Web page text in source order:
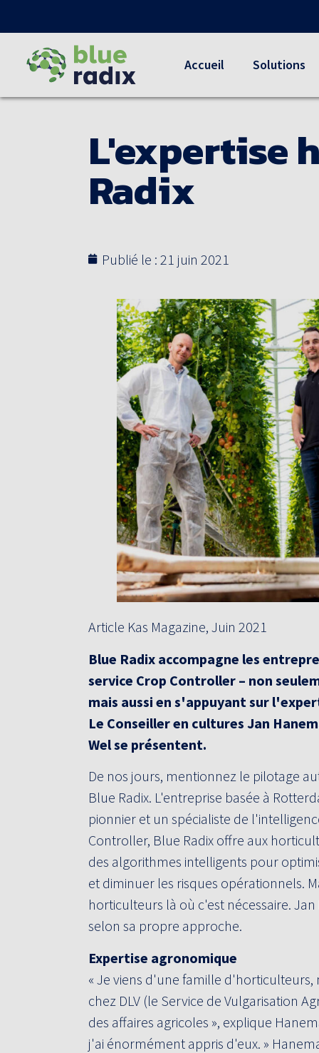
Accueil Solutions
L'expertise
Radix
Publié le : 21 juin 2021
Article Kas Magazine, Juin 2021
Blue Radix accompagne les
service Crop Controller – non
mais aussi en s'appuyant sur
Le Conseiller en cultures Jan
Wel se présentent.
De nos jours, mentionnez le pilotage
Blue Radix. L'entreprise basée à
pionnier et un spécialiste de
Controller, Blue Radix offre aux
des algorithmes intelligents pour
et diminuer les risques opérationnels.
horticulteurs là où c'est nécessaire.
selon sa propre approche.
Expertise agronomique
« Je viens d'une famille
chez DLV (le Service de Vulgarisation
des affaires agricoles », explique
j'ai énormément appris d'eux. »